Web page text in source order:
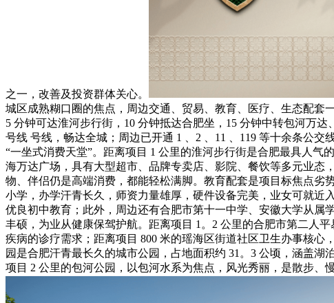
之一，改善及投资群体关心。
城区成熟糊口圈的焦点，周边交通、贸易、教育、医疗、生态配
5 分钟可达淮河步行街，10 分钟抵达合肥坐，15 分钟中转包河万
号线 号线，畅达全城；周边已开通 1 、2 、11 、119 等十余条公
“一坐式消费天堂”。距离项目 1 公里的淮河步行街是合肥最具人
海万达广场，具有大型超市、品牌专卖店、影院、餐饮等多元业态
物、伴侣仍是高端消费，都能轻松满脚。教育配套是项目标焦点劣
小学，办学汗青长久，师资力量雄厚，硬件设备完美，业女可就
优良初中教育；此外，周边还有合肥市第十一中学、安徽大学从
丰硕，为业从健康保驾护航。距离项目 1。2 公里的合肥市第二人
疾病的诊疗需求；距离项目 800 米的瑶海区街道社区卫生办事核
园是合肥汗青最长久的城市公园，占地面积约 31。3 公顷，涵盖
项目 2 公里的包河公园，以包河水系为焦点，风光秀丽，是散步、